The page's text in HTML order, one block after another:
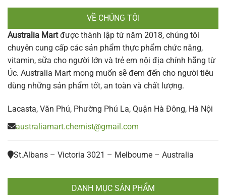
VỀ CHÚNG TÔI
Australia Martđược thành lập từ năm 2018, chúng tôi
chuyên cung cấp các sản phẩm thực phẩm chức năng,
vitamin, sữa cho người lớn và trẻ em nội địa chính hãng từ
Úc. Australia Mart mong muốn sẽ đem đến cho người tiêu
dùng những sản phẩm tốt, an toàn và chất lượng.
Lacasta, Văn Phú, Phường Phú La, Quận Hà Đông, Hà Nội
australiamart.chemist@gmail.com
St.Albans – Victoria 3021 – Melbourne – Australia
DANH MỤC SẢN PHẨM